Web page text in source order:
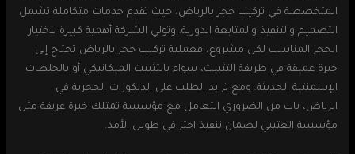
المتخصصة في تركيب حجر بالرياض، حيث تقدم خدمات متكاملة تشمل
التصميم والتنفيذ والمتابعة الدورية. وتولي الشركة أهمية كبيرة لاختيار
الحجر المناسب لكل مشروع، فعملية تركيب حجر بالرياض تحتاج إلى
خبرة عميقة في طريقة التثبيت، سواء بالتثبيت الميكانيكي أو بالخلطات
الإسمنتية الحديثة. ومع تزايد الطلب على الديكورات الحجرية في
الرياض، بات من الضروري التعامل مع مؤسسة تمتلك خبرة عريقة مثل
مؤسسة العتيبي لضمان تنفيذ احترافي طويل الأمد.